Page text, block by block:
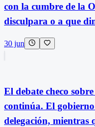
con la cumbre de la
disculpara o a que
30 jun
El debate checo
continúa. El
delegación, mientras